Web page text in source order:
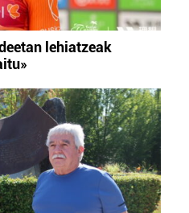
lehiatzeak